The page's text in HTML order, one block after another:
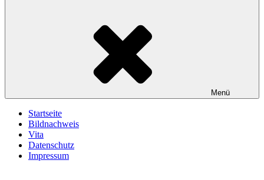
Menü
Startseite
Bildnachweis
Vita
Datenschutz
Impressum